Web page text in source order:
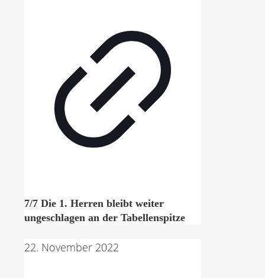
7/7 Die 1. Herren bleibt weiter
ungeschlagen an der Tabellenspitze
22. November 2022